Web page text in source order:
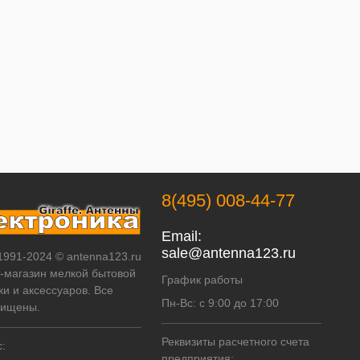
2024 © antenna123.ru
магазин мелкой бытовой
и аксессуаров. Все
8(495) 008-44-77
Email:
sale@antenna123.ru
График работы
Пн-Вс: с 9:00 до 17:00
Реквизиты расчетного счета